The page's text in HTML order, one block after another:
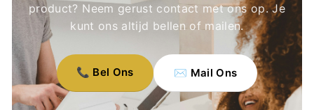
product? Neem gerust contact met ons op. Je
kunt ons altijd bellen of mailen.
📞 Bel Ons ✉️ Mail Ons